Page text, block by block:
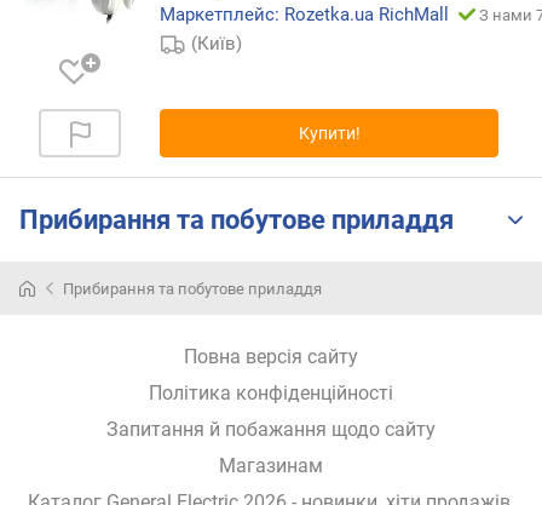
и
і
д
о
ш
Маркетплейс: Rozetka.ua RichMall З нами
(Київ)
Купити!
Прибирання та побутове приладдя
Прибирання та побутове приладдя
Повна версія сайту
Політика конфіденційності
Запитання й побажання щодо сайту
Магазинам